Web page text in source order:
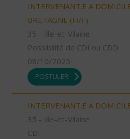
INTERVENANT.E A
BRETAGNE (H/F)
35 - Ille-et-Vilaine
Possibilité de CDI ou CDD
08/10/2025
POSTULER
INTERVENANT.E A
35 - Ille-et-Vilaine
CDI